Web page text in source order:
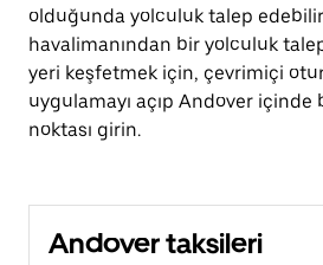
olduğunda yolculuk talep
havalimanından bir yolculuk
yeri keşfetmek için, çevrimiçi
uygulamayı açıp Andover içinde
noktası girin.
Andover taksileri